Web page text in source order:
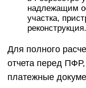
надлежащим
участка,
реконструкция.
Для полного
отчета перед
платежные